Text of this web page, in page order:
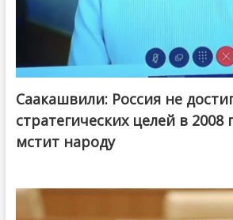
Саакашвили: Россия не
стратегических целей в 2008
мстит народу